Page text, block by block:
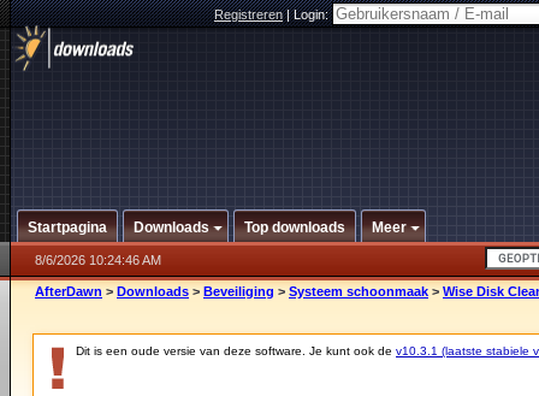
Registreren|Login:
Startpagina Downloads Top downloads Meer
8/6/2026 10:24:46 AM
AfterDawn > Downloads > Beveiliging > Systeem schoonmaak > Wise Disk
Dit is een oude versie van deze software. Je kunt ook de v10.3.1 (laatste stabiele